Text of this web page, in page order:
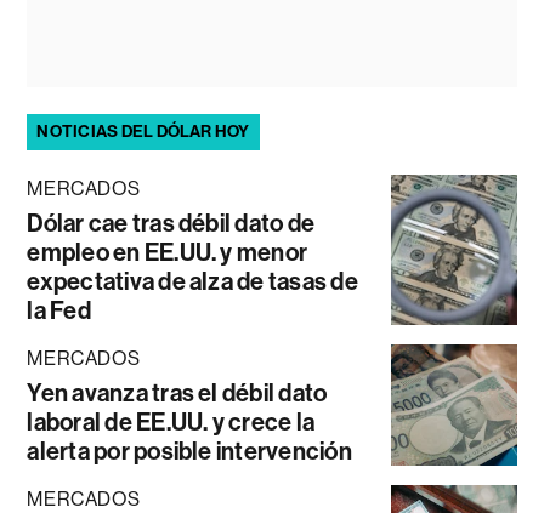
NOTICIAS DEL DÓLAR HOY
MERCADOS
Dólar cae tras débil dato de
empleo en EE.UU. y menor
expectativa de alza de tasas de
la Fed
MERCADOS
Yen avanza tras el débil dato
laboral de EE.UU. y crece la
alerta por posible intervención
MERCADOS